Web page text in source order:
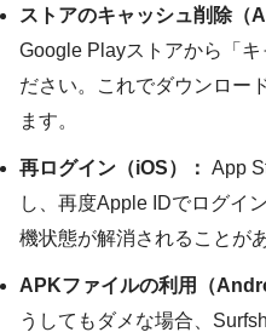
ストアのキャッシュ削除（
Google Playストアから「キ
ださい。これでダウンロー
ます。
再ログイン（iOS）： App
し、再度Apple IDでログイ
機状態が解消されることが
APKファイルの利用（
うしてもダメな場合、